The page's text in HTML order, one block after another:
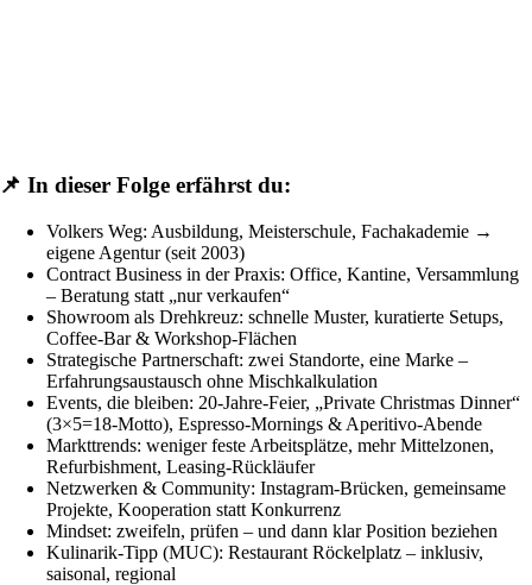
📌 In dieser Folge erfährst du:
Volkers Weg: Ausbildung, Meisterschule, Fachakademie →
eigene Agentur (seit 2003)
Contract Business in der Praxis: Office, Kantine, Versammlung
– Beratung statt „nur verkaufen“
Showroom als Drehkreuz: schnelle Muster, kuratierte Setups,
Coffee-Bar & Workshop-Flächen
Strategische Partnerschaft: zwei Standorte, eine Marke –
Erfahrungsaustausch ohne Mischkalkulation
Events, die bleiben: 20-Jahre-Feier, „Private Christmas Dinner“
(3×5=18-Motto), Espresso-Mornings & Aperitivo-Abende
Markttrends: weniger feste Arbeitsplätze, mehr Mittelzonen,
Refurbishment, Leasing-Rückläufer
Netzwerken & Community: Instagram-Brücken, gemeinsame
Projekte, Kooperation statt Konkurrenz
Mindset: zweifeln, prüfen – und dann klar Position beziehen
Kulinarik-Tipp (MUC): Restaurant Röckelplatz – inklusiv,
saisonal, regional